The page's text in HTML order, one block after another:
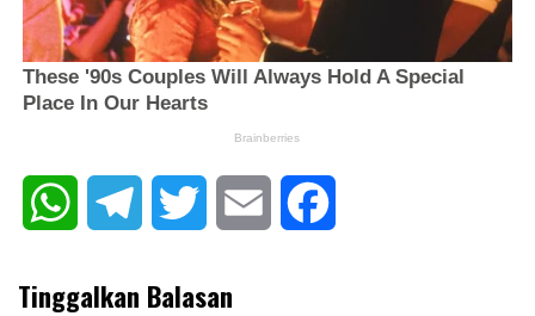
WhatsAppTelegram Twitter Email
Tinggalkan Balasan